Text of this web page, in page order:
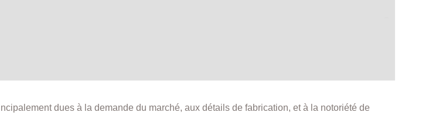
dues à la demande du marché, aux détails de fabrication, et à la notoriété de